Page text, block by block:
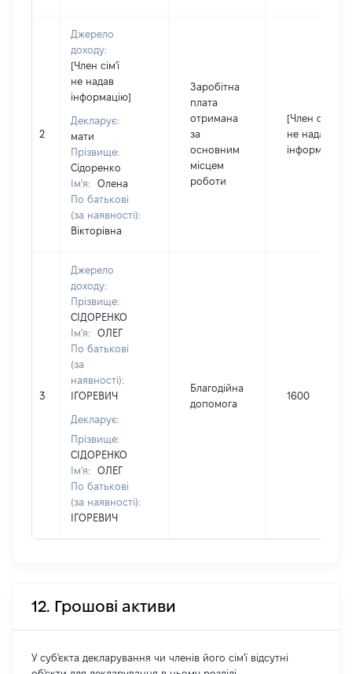
2
Джерело
доходу:
[Член сім'ї
не надав
інформацію]
Декларує:
мати
Прізвище:
Сідоренко
Ім'я:
Олена
По батькові
(за наявності):
Вікторівна
Заробітна
плата
отримана
за
основним
місцем
роботи
[Член сім'ї
не надав
інформацію]
3
Джерело
доходу:
Прізвище:
СІДОРЕНКО
Ім'я:
ОЛЕГ
По батькові
(за
наявності):
ІГОРЕВИЧ
Декларує:
Прізвище:
СІДОРЕНКО
Ім'я:
ОЛЕГ
По батькові
(за наявності):
ІГОРЕВИЧ
Благодійна
допомога
1600
12. Грошові активи
У суб'єкта декларування чи членів його сім'ї відсутні